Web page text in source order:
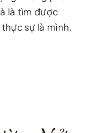
là tìm được
sự là mình.